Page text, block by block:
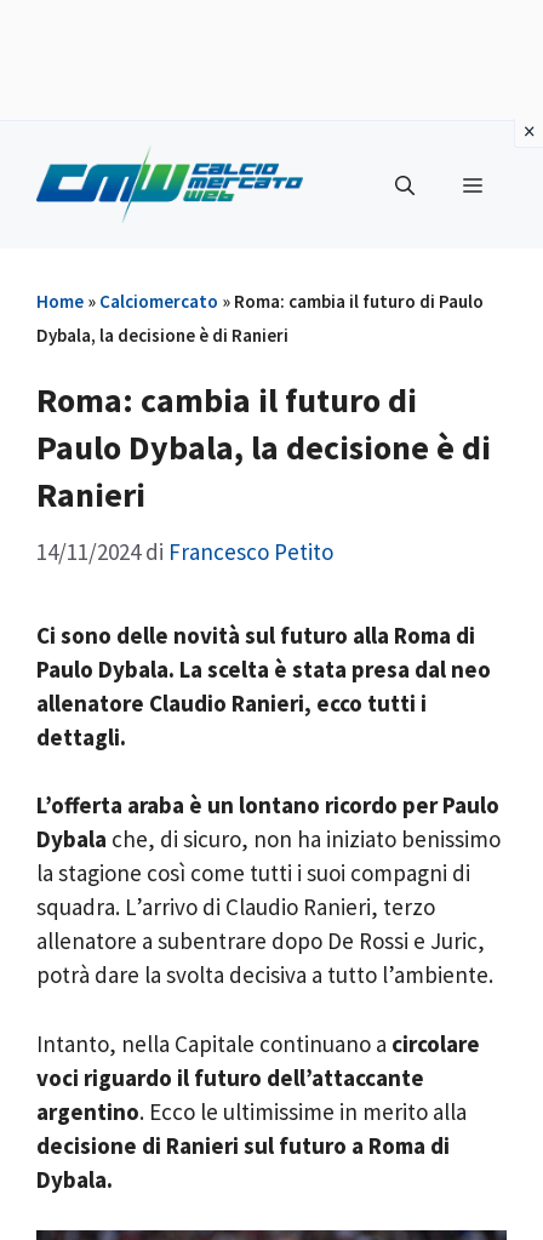
contenuto
Menu
Home » Calciomercato » Roma: cambia il futuro di Paulo
Dybala, la decisione è di Ranieri
Roma: cambia il futuro di
Paulo Dybala, la decisione è di
Ranieri
14/11/2024 di Francesco Petito
Ci sono delle novità sul futuro alla Roma di
Paulo Dybala. La scelta è stata presa dal neo
allenatore Claudio Ranieri, ecco tutti i
dettagli.
L’offerta araba è un lontano ricordo per Paulo
Dybala che, di sicuro, non ha iniziato benissimo
la stagione così come tutti i suoi compagni di
squadra. L’arrivo di Claudio Ranieri, terzo
allenatore a subentrare dopo De Rossi e Juric,
potrà dare la svolta decisiva a tutto l’ambiente.
Intanto, nella Capitale continuano a circolare
voci riguardo il futuro dell’attaccante
argentino. Ecco le ultimissime in merito alla
decisione di Ranieri sul futuro a Roma di
Dybala.